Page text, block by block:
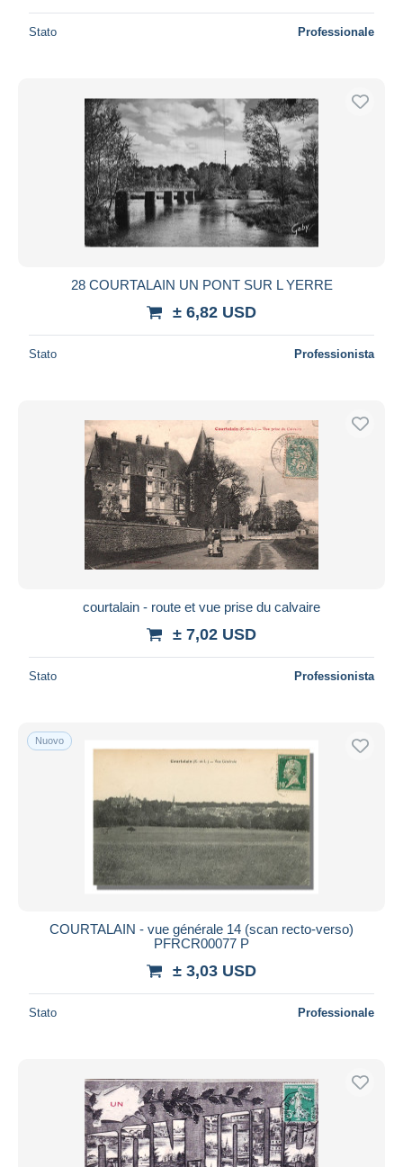
Stato Professionale
28 COURTALAIN UN PONT SUR L YERRE
± 6,82 USD
Stato Professionista
courtalain - route et vue prise du calvaire
± 7,02 USD
Stato Professionista
Nuovo
COURTALAIN - vue générale 14 (scan recto-verso)
PFRCR00077 P
± 3,03 USD
Stato Professionale